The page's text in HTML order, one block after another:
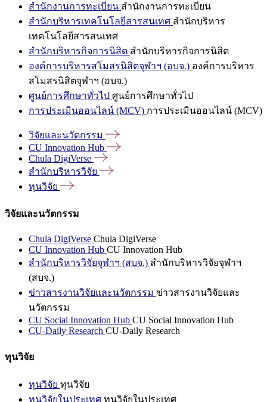
สำนักงานการทะเบียน สำนักงานการทะเบียน
สำนักบริหารเทคโนโลยีสารสนเทศ สำนักบริหาร
เทคโนโลยีสารสนเทศ
สำนักบริหารกิจการนิสิต สำนักบริหารกิจการนิสิต
องค์การบริหารสโมสรนิสิตจุฬาฯ (อบจ.) องค์การบริหาร
สโมสรนิสิตจุฬาฯ (อบจ.)
ศูนย์การศึกษาทั่วไป ศูนย์การศึกษาทั่วไป
การประเมินออนไลน์ (MCV) การประเมินออนไลน์ (MCV)
วิจัยและนวัตกรรม
CU Innovation Hub
Chula DigiVerse
สำนักบริหารวิจัย
ทุนวิจัย
วิจัยและนวัตกรรม
Chula DigiVerse Chula DigiVerse
CU Innovation Hub CU Innovation Hub
สำนักบริหารวิจัยจุฬาฯ (สบจ.) สำนักบริหารวิจัยจุฬาฯ
(สบจ.)
ข่าวสารงานวิจัยและนวัตกรรม ข่าวสารงานวิจัยและ
นวัตกรรม
CU Social Innovation Hub CU Social Innovation Hub
CU-Daily Research CU-Daily Research
ทุนวิจัย
ทุนวิจัย ทุนวิจัย
ทุนวิจัยในประเทศ ทุนวิจัยในประเทศ